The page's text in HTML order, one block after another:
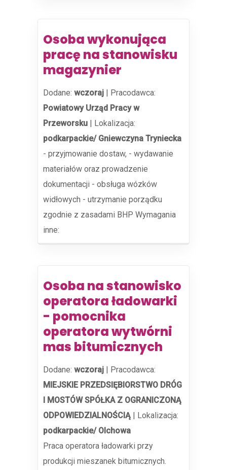
Osoba wykonująca
pracę na stanowisku
magazynier
Dodane: wczoraj | Pracodawca:
Powiatowy Urząd Pracy w
Przeworsku | Lokalizacja:
podkarpackie/ Gniewczyna Tryniecka
- przyjmowanie dostaw, - wydawanie
materiałów oraz prowadzenie
dokumentacji - obsługa wózków
widłowych - utrzymanie porządku
zgodnie z zasadami BHP Wymagania
inne:
Osoba na stanowisko
operatora ładowarki
- pomocnika
operatora wytwórni
mas bitumicznych
Dodane: wczoraj | Pracodawca:
MIEJSKIE PRZEDSIĘBIORSTWO DRÓG
I MOSTÓW SPÓŁKA Z OGRANICZONĄ
ODPOWIEDZIALNOŚCIĄ | Lokalizacja:
podkarpackie/ Olchowa
Praca operatora ładowarki przy
produkcji mieszanek bitumicznych.